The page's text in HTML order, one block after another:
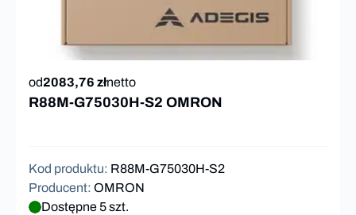
od2083,76 złnetto
R88M-G75030H-S2 OMRON
Kod produktu: R88M-G75030H-S2
Producent: OMRON
Dostępne 5 szt.